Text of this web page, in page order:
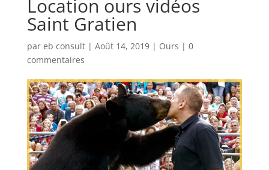
Location ours vidéos
Saint Gratien
par eb consult| Août 14, 2019| Ours | 0
commentaires